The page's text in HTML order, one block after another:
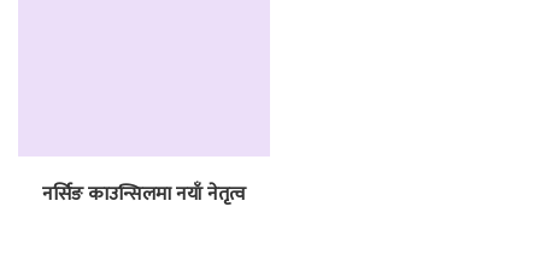
नर्सिङ काउन्सिलमा नयाँ नेतृत्व